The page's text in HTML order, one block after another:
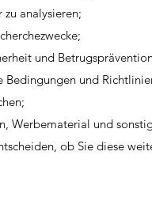
analysieren;
und
Bedingungen und
Werbematerial und
ob Sie diese